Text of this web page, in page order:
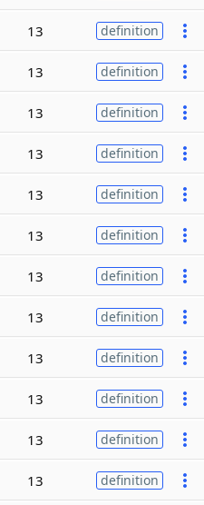
13 definition
13 definition
13 definition
13 definition
13 definition
13 definition
13 definition
13 definition
13 definition
13 definition
13 definition
13 definition